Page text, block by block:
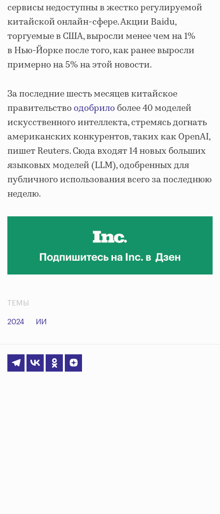
сервисы недоступны в жестко регулируемой
китайской онлайн-сфере. Акции Baidu,
торгуемые в США, выросли менее чем на 1%
в Нью-Йорке после того, как ранее выросли
примерно на 5% на этой новости.
За последние шесть месяцев китайское
правительствоодобрилоболее 40 моделей
искусственного интеллекта, стремясь догнать
американских конкурентов, таких как OpenAI,
пишет Reuters. Сюда входят 14 новых больших
языковых моделей (LLM), одобренных для
публичного использования всего за последнюю
неделю.
ТЕМЫ
2024 ИИ